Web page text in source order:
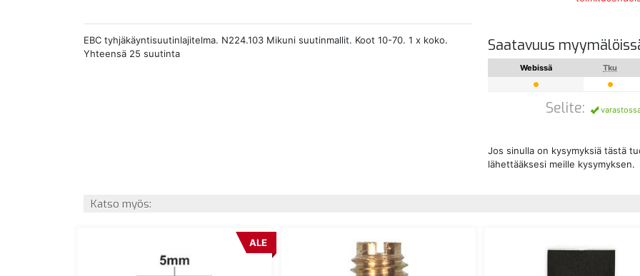
Saatavuus
Webissä Tku
Selite:
Jos sinulla on kysymyksiä tästä
lähettääksesi meille kysymyksen.
EBC tyhjäkäyntisuutinlajitelma. N224.103 Mikuni suutinmallit. Koot 10-70. 1 x koko.
Yhteensä 25 suutinta
Katso myös:
ALE